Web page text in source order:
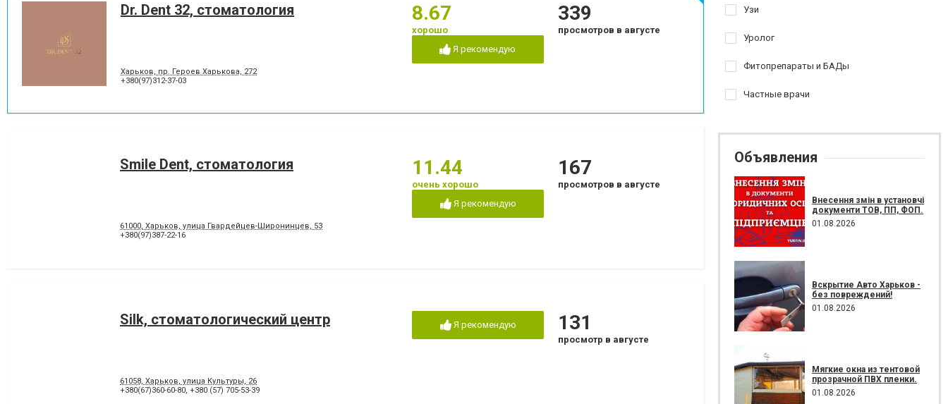
Dr. Dent 32, стоматология
Харьков, пр. Героев Харькова, 272
+380(97)312-37-03
8.67
хорошо
Я рекомендую
339
просмотров в августе
Smile Dent, стоматология
61000, Харьков, улица Гвардейцев-Широнинцев, 53
+380(97)387-22-16
11.44
очень хорошо
Я рекомендую
167
просмотров в августе
Silk, стоматологический центр
61058, Харьков, улица Культуры, 26
+380(67)360-60-80, +380 (57) 705-53-39
Я рекомендую 131
просмотр в августе
Узи
Уролог
Фитопрепараты и БАДы
Частные врачи
Объявления
Внесення змін в установчі
документи ТОВ, ПП, ФОП.
01.08.2026
Вскрытие Авто Харьков -
без повреждений!
01.08.2026
Мягкие окна из тентовой
прозрачной ПВХ пленки.
01.08.2026